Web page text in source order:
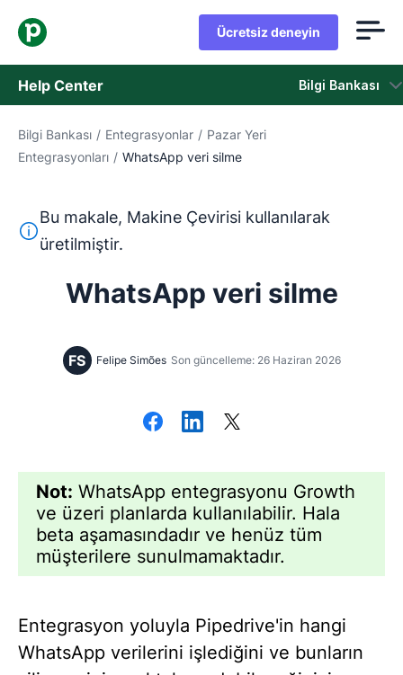
Ücretsiz deneyin
Help Center Bilgi Bankası
Bilgi Bankası
Destek Birimiyle İletişime Geçin
Bilgi Bankası / Entegrasyonlar / Pazar Yeri
Entegrasyonları / WhatsApp veri silme
Bu metin, İngilizceden Makine Çevirisi aracı
Bu makale, Makine Çevirisi kullanılarak
üretilmiştir.
WhatsApp veri silme
FS Felipe Simões Son güncelleme: 26 Haziran 2026
Not: WhatsApp entegrasyonu Growth
ve üzeri planlarda kullanılabilir. Hala
beta aşamasındadır ve henüz tüm
müşterilere sunulmamaktadır.
Entegrasyon yoluyla Pipedrive'in hangi
WhatsApp verilerini işlediğini ve bunların